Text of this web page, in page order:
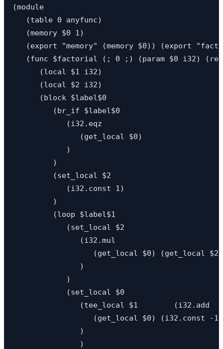
(module
   (table 0 anyfunc)
   (memory $0 1)
(export "memory" (memory $0)) (export
(func $factorial (; 0 ;) (param $0 i32)
      (local $1 i32)
      (local $2 i32)
      (block $label$0
         (br_if $label$0
            (i32.eqz
               (get_local $0)
            )
         )
         (set_local $2
            (i32.const 1)
         )
         (loop $label$1
            (set_local $2
               (i32.mul
(get_local $0) (get_local
               )
            )
            (set_local $0
               (tee_local $1        (i32.add
(get_local $0) (i32.const -
               )
               )